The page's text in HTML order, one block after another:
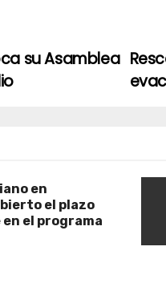
su Asamblea
en
el plazo
el programa